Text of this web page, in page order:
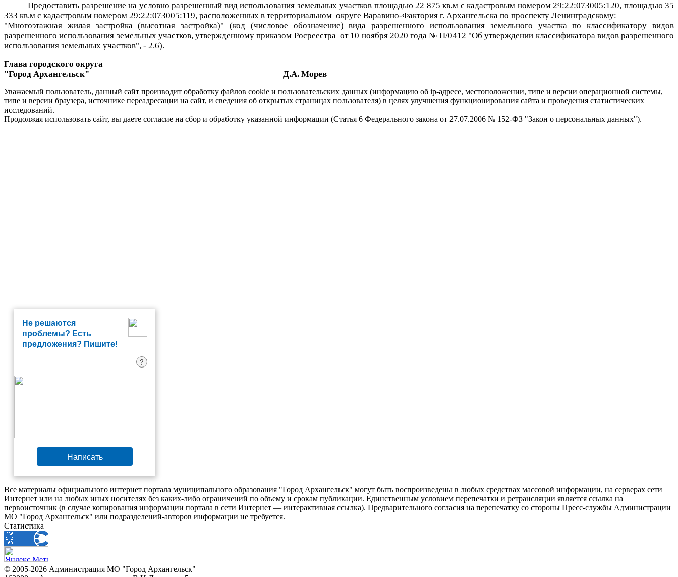
Предоставить разрешение на условно разрешенный вид использования земельных участков площадью 22 875 кв.м с кадастровым номером 29:22:073005:120, площадью 35
333 кв.м с кадастровым номером 29:22:073005:119, расположенных в территориальном округе Варавино-Фактория г. Архангельска по проспекту Ленинградскому:
"Многоэтажная жилая застройка (высотная застройка)" (код (числовое обозначение) вида разрешенного использования земельного участкапо классификаторувидов
разрешенного использования земельных участков, утвержденному приказом Росреестра от 10 ноября 2020 года № П/0412 "Об утверждении классификатора видов разрешенного
использования земельных участков", - 2.6).
Глава городского округа
"Город Архангельск" Д.А. Морев
Уважаемый пользователь, данный сайт производит обработку файлов cookie и пользовательских данных (информацию об ip-адресе, местоположении, типе и версии операционной системы,
типе и версии браузера, источнике переадресации на сайт, и сведения об открытых страницах пользователя) в целях улучшения функционирования сайта и проведения статистических
исследований.
Продолжая использовать сайт, вы даете согласие на сбор и обработку указанной информации (Статья 6 Федерального закона от 27.07.2006 № 152-ФЗ "Закон о персональных данных").
Не решаются
проблемы? Есть
предложения? Пишите!
?
Написать
Все материалы официального интернет портала муниципального образования "Город Архангельск" могут быть воспроизведены в любых средствах массовой информации, на серверах сети
Интернет или на любых иных носителях без каких-либо ограничений по объему и срокам публикации. Единственным условием перепечатки и ретрансляции является ссылка на
первоисточник (в случае копирования информации портала в сети Интернет — интерактивная ссылка). Предварительного согласия на перепечатку со стороны Пресс-службы Администрации
МО "Город Архангельск" или подразделений-авторов информации не требуется.
Статистика
© 2005-2026 Администрация МО "Город Архангельск"